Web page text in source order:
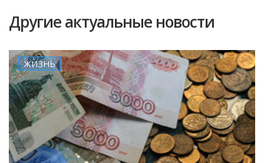
Другие актуальные новости
ЖИЗНЬ